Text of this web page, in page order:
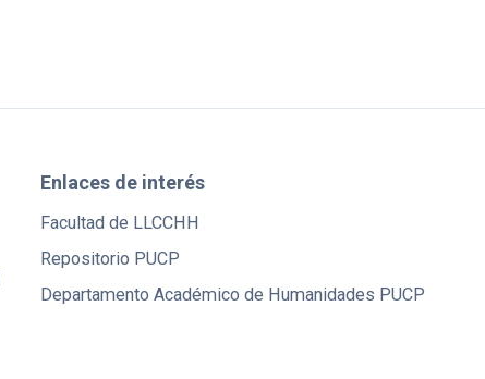
Enlaces de interés
Facultad de LLCCHH
Repositorio PUCP
Departamento Académico de Humanidades PUCP